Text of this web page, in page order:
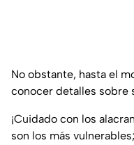
No obstante, hasta el
conocer detalles sobre
¡Cuidado con los
son los más